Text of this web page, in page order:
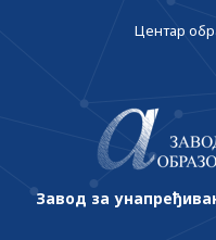
Центар
Завод за